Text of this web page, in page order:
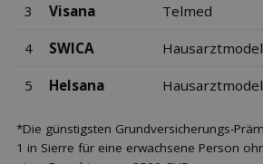
3 Visana Telmed
4 SWICA
5 Helsana
*Die günstigsten Grundversicherungs-
1 in Sierre für eine erwachsene Person